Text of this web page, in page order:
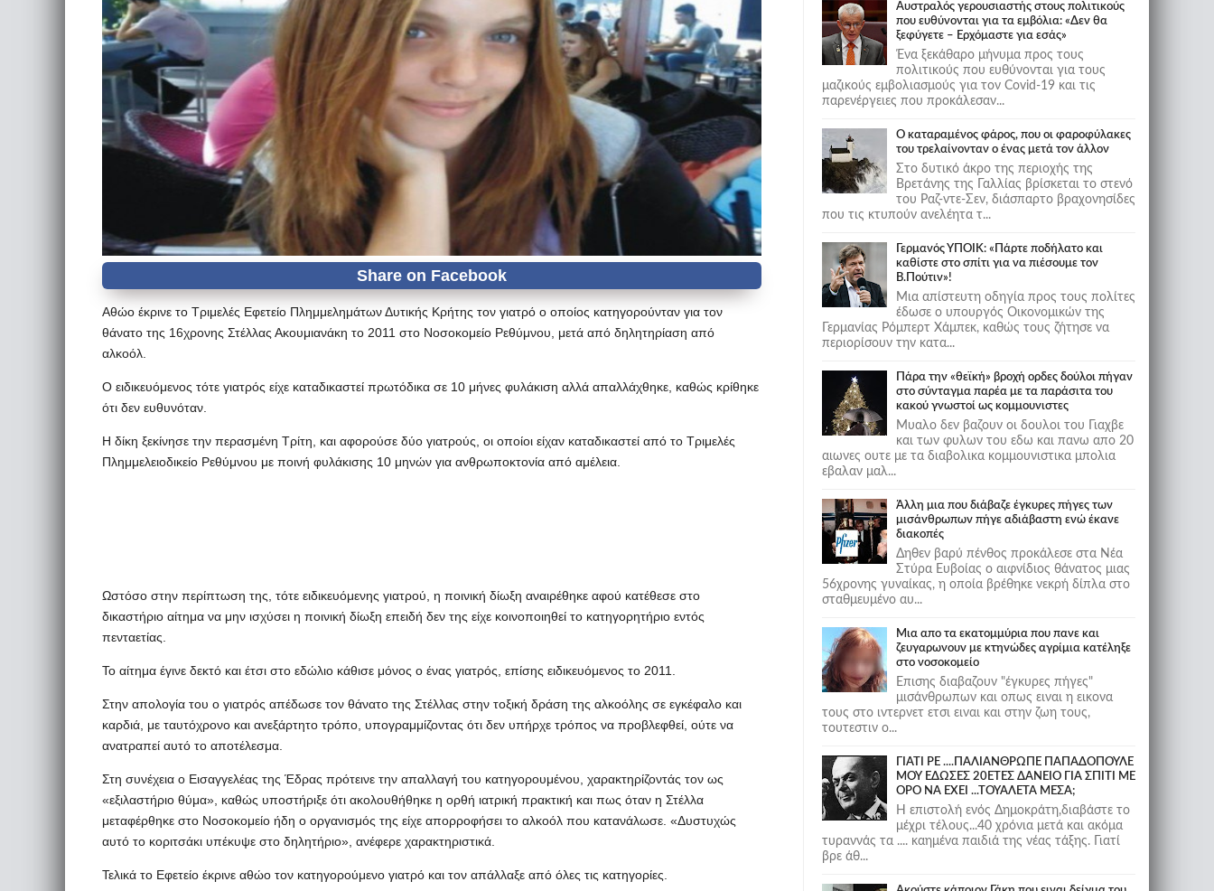
Αθώο έκρινε το Τριμελές Εφετείο Πλημμελημάτων Δυτικής Κρήτης τον γιατρό ο οποίος κατηγορούνταν για τον
θάνατο της 16χρονης Στέλλας Ακουμιανάκη το 2011 στο Νοσοκομείο Ρεθύμνου, μετά από δηλητηρίαση από
αλκοόλ.
Ο ειδικευόμενος τότε γιατρός είχε καταδικαστεί πρωτόδικα σε 10 μήνες φυλάκιση αλλά απαλλάχθηκε, καθώς κρίθηκε
ότι δεν ευθυνόταν.
Η δίκη ξεκίνησε την περασμένη Τρίτη, και αφορούσε δύο γιατρούς, οι οποίοι είχαν καταδικαστεί από το Τριμελές
Πλημμελειοδικείο Ρεθύμνου με ποινή φυλάκισης 10 μηνών για ανθρωποκτονία από αμέλεια.
Ωστόσο στην περίπτωση της, τότε ειδικευόμενης γιατρού, η ποινική δίωξη αναιρέθηκε αφού κατέθεσε στο
δικαστήριο αίτημα να μην ισχύσει η ποινική δίωξη επειδή δεν της είχε κοινοποιηθεί το κατηγορητήριο εντός
πενταετίας.
Το αίτημα έγινε δεκτό και έτσι στο εδώλιο κάθισε μόνος ο ένας γιατρός, επίσης ειδικευόμενος το 2011.
Στην απολογία του ο γιατρός απέδωσε τον θάνατο της Στέλλας στην τοξική δράση της αλκοόλης σε εγκέφαλο και
καρδιά, με ταυτόχρονο και ανεξάρτητο τρόπο, υπογραμμίζοντας ότι δεν υπήρχε τρόπος να προβλεφθεί, ούτε να
ανατραπεί αυτό το αποτέλεσμα.
Στη συνέχεια ο Εισαγγελέας της Έδρας πρότεινε την απαλλαγή του κατηγορουμένου, χαρακτηρίζοντάς τον ως
«εξιλαστήριο θύμα», καθώς υποστήριξε ότι ακολουθήθηκε η ορθή ιατρική πρακτική και πως όταν η Στέλλα
μεταφέρθηκε στο Νοσοκομείο ήδη ο οργανισμός της είχε απορροφήσει το αλκοόλ που κατανάλωσε. «Δυστυχώς
αυτό το κοριτσάκι υπέκυψε στο δηλητήριο», ανέφερε χαρακτηριστικά.
Τελικά το Εφετείο έκρινε αθώο τον κατηγορούμενο γιατρό και τον απάλλαξε από όλες τις κατηγορίες.
Αυστραλός γερουσιαστής στους πολιτικούς
που ευθύνονται για τα εμβόλια: «Δεν θα
ξεφύγετε – Ερχόμαστε για εσάς»
Ένα ξεκάθαρο μήνυμα προς τους
πολιτικούς που ευθύνονται για τους
μαζικούς εμβολιασμούς για τον Covid-19 και τις
παρενέργειες που προκάλεσαν...
Ο καταραμένος φάρος, που οι φαροφύλακες
του τρελαίνονταν ο ένας μετά τον άλλον
Στο δυτικό άκρο της περιοχής της
Βρετάνης της Γαλλίας βρίσκεται το στενό
του Ραζ-ντε-Σεν, διάσπαρτο βραχονησίδες
που τις κτυπούν ανελέητα τ...
Γερμανός ΥΠΟΙΚ: «Πάρτε ποδήλατο και
καθίστε στο σπίτι για να πιέσουμε τον
Β.Πούτιν»!
Μια απίστευτη οδηγία προς τους πολίτες
έδωσε ο υπουργός Οικονομικών της
Γερμανίας Ρόμπερτ Χάμπεκ, καθώς τους ζήτησε να
περιορίσουν την κατα...
Πάρα την «θεϊκή» βροχή ορδες δούλοι πήγαν
στο σύνταγμα παρέα με τα παράσιτα του
κακού γνωστοί ως κομμουνιστες
Μυαλο δεν βαζουν οι δουλοι του Γιαχβε
και των φυλων του εδω και πανω απο 20
αιωνες ουτε με τα διαβολικα κομμουνιστικα μπολια
εβαλαν μαλ...
Άλλη μια που διάβαζε έγκυρες πήγες των
μισάνθρωπων πήγε αδιάβαστη ενώ έκανε
διακοπές
Δηθεν βαρύ πένθος προκάλεσε στα Νέα
Στύρα Ευβοίας ο αιφνίδιος θάνατος μιας
56χρονης γυναίκας, η οποία βρέθηκε νεκρή δίπλα στο
σταθμευμένο αυ...
Μια απο τα εκατομμύρια που πανε και
ζευγαρωνουν με κτηνώδες αγρίμια κατέληξε
στο νοσοκομείο
Επισης διαβαζουν "έγκυρες πήγες"
μισάνθρωπων και οπως ειναι η εικονα
τους στο ιντερνετ ετσι ειναι και στην ζωη τους,
τουτεστιν ο...
ΓΙΑΤΙ ΡΕ ....ΠΑΛΙΑΝΘΡΩΠΕ ΠΑΠΑΔΟΠΟΥΛΕ
ΜΟΥ ΕΔΩΣΕΣ 20ΕΤΕΣ ΔΑΝΕΙΟ ΓΙΑ ΣΠΙΤΙ ΜΕ
ΟΡΟ ΝΑ ΕΧΕΙ ...ΤΟΥΑΛΕΤΑ ΜΕΣΑ;
Η επιστολή ενός Δημοκράτη,διαβάστε το
μέχρι τέλους...40 χρόνια μετά και ακόμα
τυραννάς τα .... καημένα παιδιά της νέας τάξης. Γιατί
βρε άθ...